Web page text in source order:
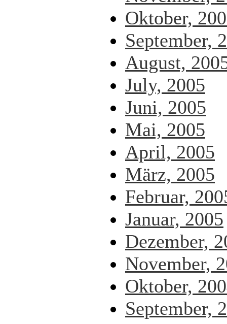
Oktober,
September,
August,
July, 2005
Juni, 2005
Mai, 2005
April, 2005
März, 2005
Februar,
Januar, 2005
Dezember,
November,
Oktober,
September,